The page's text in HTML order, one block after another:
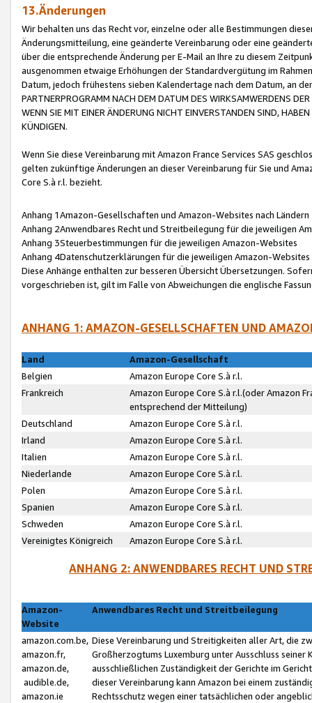
13.Änderungen
Wir behalten uns das Recht vor, einzelne oder alle Bestimmungen
Änderungsmitteilung, eine geänderte Vereinbarung oder eine
über die entsprechende Änderung per E-Mail an Ihre zu diesem
ausgenommen etwaige Erhöhungen der Standardvergütung im
Datum, jedoch frühestens sieben Kalendertage nach dem Datum, an
PARTNERPROGRAMM NACH DEM DATUM DES WIRKSAMWERDENS
WENN SIE MIT EINER ÄNDERUNG NICHT EINVERSTANDEN SIND,
KÜNDIGEN.
Wenn Sie diese Vereinbarung mit Amazon France Services SAS
gelten zukünftige Änderungen an dieser Vereinbarung für Sie und
Core S.à r.l. bezieht.
Anhang 1Amazon-Gesellschaften und Amazon-Websites nach Ländern
Anhang 2Anwendbares Recht und Streitbeilegung für die jeweiligen
Anhang 3Steuerbestimmungen für die jeweiligen Amazon-Websites
Anhang 4Datenschutzerklärungen für die jeweiligen Amazon-Websites
Diese Anhänge enthalten zur besseren Übersicht Übersetzungen.
vorgeschrieben ist, gilt im Falle von Abweichungen die englische
ANHANG 1: AMAZON-GESELLSCHAFTEN UND
Land
Amazon-Gesellschaft
Belgien
Amazon Europe Core S.à r.l.
Frankreich
Amazon Europe Core S.à r.l.(oder Amazon
entsprechend der Mitteilung)
Deutschland
Amazon Europe Core S.à r.l.
Irland
Amazon Europe Core S.à r.l.
Italien
Amazon Europe Core S.à r.l.
Niederlande
Amazon Europe Core S.à r.l.
Polen
Amazon Europe Core S.à r.l.
Spanien
Amazon Europe Core S.à r.l.
Schweden
Amazon Europe Core S.à r.l.
Vereinigtes Königreich
Amazon Europe Core S.à r.l.
ANHANG 2: ANWENDBARES RECHT UND
Amazon-
Website
Anwendbares Recht und Streitbeilegung
amazon.com.be,
amazon.fr,
amazon.de,
audible.de,
amazon.ie
Diese Vereinbarung und Streitigkeiten aller Art, die
Großherzogtums Luxemburg unter Ausschluss
ausschließlichen Zuständigkeit der Gerichte im
dieser Vereinbarung kann Amazon bei einem
Rechtsschutz wegen einer tatsächlichen oder